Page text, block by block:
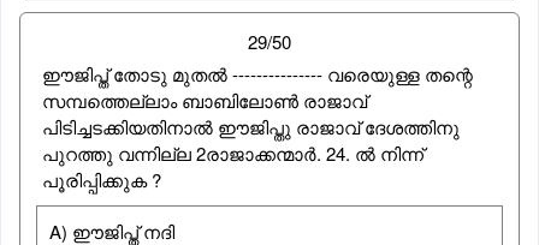
29/50
ഈജിപ്ത് തോടു മുതല്‍ --------------- വരെയുള്ള തന്റെ
സമ്പത്തെല്ലാം ബാബിലോണ്‍ രാജാവ്
പിടിച്ചടക്കിയതിനാല്‍ ഈജിപ്തു രാജാവ് ദേശത്തിനു
പുറത്തു വന്നില്ല 2രാജാക്കന്മാര്‍. 24. ല്‍ നിന്ന്
പൂരിപ്പിക്കുക ?
A) ഈജിപ്ത് നദി